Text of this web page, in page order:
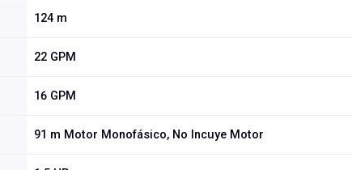
124 m
22 GPM
16 GPM
91 m Motor Monofásico, No Incuye Motor